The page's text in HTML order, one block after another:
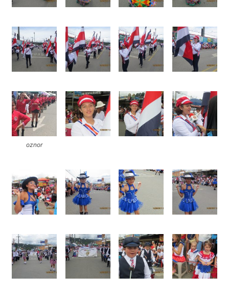
oznor